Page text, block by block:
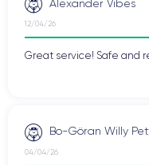
Alexander Vibes
12/04/26
Great service! Safe and
Bo-Göran Willy
04/04/26